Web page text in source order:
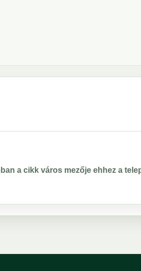
a cikk város mezője ehhez a